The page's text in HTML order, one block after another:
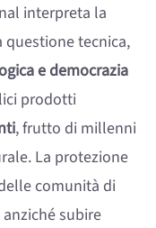
interpreta la
questione tecnica,
e democrazia
prodotti
, frutto di millenni
La protezione
comunità di
subire